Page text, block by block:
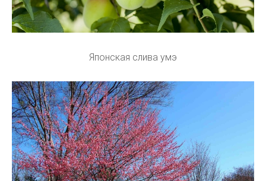
Японская слива умэ